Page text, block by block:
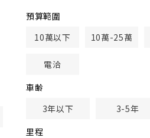
預算範圍
10萬以下
10萬-25萬
電洽
車齢
3年以下
3-5年
里程